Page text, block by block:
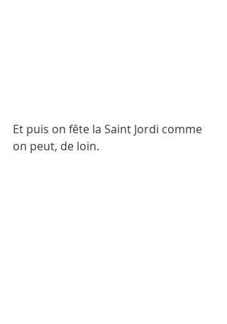
Et puis on fête la Saint Jordi comme
on peut, de loin.